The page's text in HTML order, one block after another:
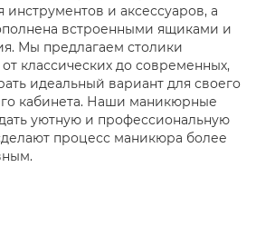
инструментов и аксессуаров, а
встроенными ящиками и
Мы предлагаем столики
классических до современных,
идеальный вариант для своего
кабинета. Наши маникюрные
уютную и профессиональную
процесс маникюра более